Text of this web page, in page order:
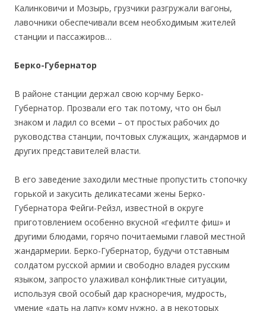
Калинковичи и Мозырь, грузчики разгружали вагоны,
лавочники обеспечивали всем необходимым жителей
станции и пассажиров…
Берко-Губернатор
В районе станции держал свою корчму Берко-
Губернатор. Прозвали его так потому, что он был
знаком и ладил со всеми – от простых рабочих до
руководства станции, почтовых служащих, жандармов и
других представителей власти.
В его заведение заходили местные пропустить стопочку
горькой и закусить деликатесами жены Берко-
Губернатора Фейги-Рейзл, известной в округе
приготовлением особенно вкусной «гефилте фиш» и
другими блюдами, горячо почитаемыми главой местной
жандармерии. Берко-Губернатор, будучи отставным
солдатом русской армии и свободно владея русским
языком, запросто улаживал конфликтные ситуации,
используя свой особый дар красноречия, мудрость,
умение «дать на лапу» кому нужно, а в некоторых